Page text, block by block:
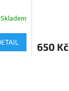
Skladem
650 Kč